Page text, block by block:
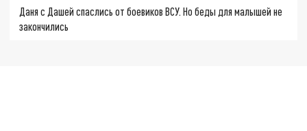
Даня с Дашей спаслись от боевиков ВСУ. Но беды для малышей не
закончились